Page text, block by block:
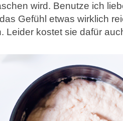
wird. Benutze ich
Gefühl etwas wirklich
Leider kostet sie dafür